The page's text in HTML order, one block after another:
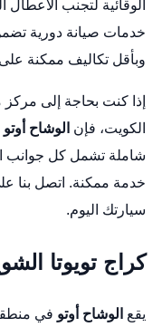
الوقائية لتجنب الأعطال
خدمات صيانة دورية
وبأقل تكاليف ممكنة
إذا كنت بحاجة إلى مركز
الكويت، فإن الوشاح أوتو
شاملة تشمل كل جوانب
خدمة ممكنة. اتصل بنا
سيارتك اليوم.
كراج تويوتا
يقع الوشاح أوتو في